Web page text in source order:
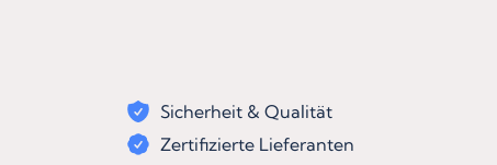
Sicherheit & Qualität
Zertifizierte Lieferanten